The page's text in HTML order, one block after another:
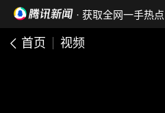
· 获取全网一手热点
首页 视频